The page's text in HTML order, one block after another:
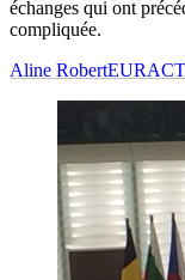
échanges qui ont
compliquée.
Aline Robert